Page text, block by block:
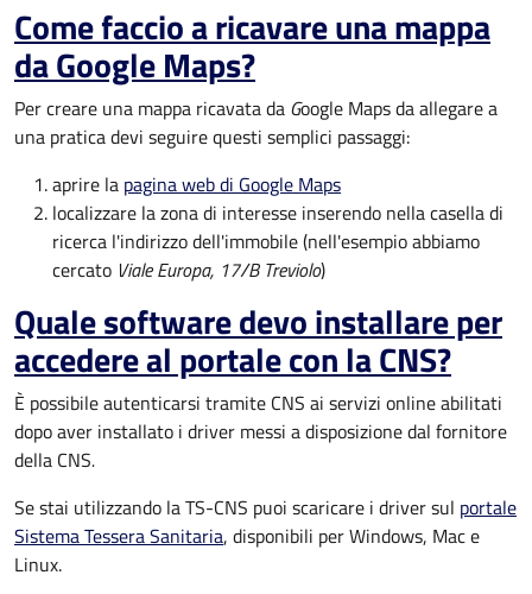
Come faccio a ricavare una mappa
da Google Maps?
Per creare una mappa ricavata da Google Maps da allegare a
una pratica devi seguire questi semplici passaggi:
aprire la pagina web di Google Maps
localizzare la zona di interesse inserendo nella casella di
ricerca l'indirizzo dell'immobile (nell'esempio abbiamo
cercato Viale Europa, 17/B Treviolo)
Quale software devo installare per
accedere al portale con la CNS?
È possibile autenticarsi tramite CNS ai servizi online abilitati
dopo aver installato i driver messi a disposizione dal fornitore
della CNS.
Se stai utilizzando la TS-CNS puoi scaricare i driver sul portale
Sistema Tessera Sanitaria, disponibili per Windows, Mac e
Linux.